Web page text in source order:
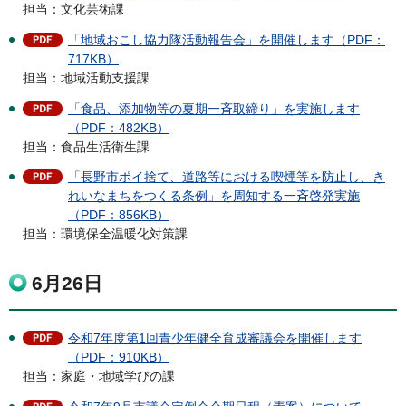
担当：文化芸術課
「地域おこし協力隊活動報告会」を開催します（PDF：
717KB）
担当：地域活動支援課
「食品、添加物等の夏期一斉取締り」を実施します
（PDF：482KB）
担当：食品生活衛生課
「長野市ポイ捨て、道路等における喫煙等を防止し、き
れいなまちをつくる条例」を周知する一斉啓発実施
（PDF：856KB）
担当：環境保全温暖化対策課
6月26日
令和7年度第1回青少年健全育成審議会を開催します
（PDF：910KB）
担当：家庭・地域学びの課